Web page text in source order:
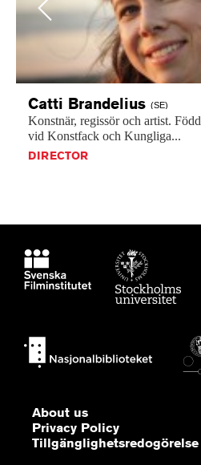
Previous
Catti Brandelius (SE)
Konstnär, regissör och artist. Född
vid Konstfack och Kungliga...
DIRECTOR
About us
Privacy Policy
Tillgänglighetsredogörelse